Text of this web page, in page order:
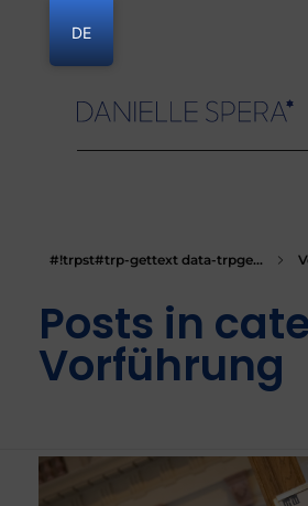
#!trpst#trp-gettext data-trpge...
Posts in
Vorführung
DE